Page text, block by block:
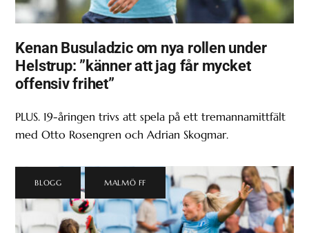
Kenan Busuladzic om nya rollen under
Helstrup: ”känner att jag får mycket
offensiv frihet”
PLUS. 19-åringen trivs att spela på ett tremannamittfält
med Otto Rosengren och Adrian Skogmar.
BLOGG MALMÖ FF